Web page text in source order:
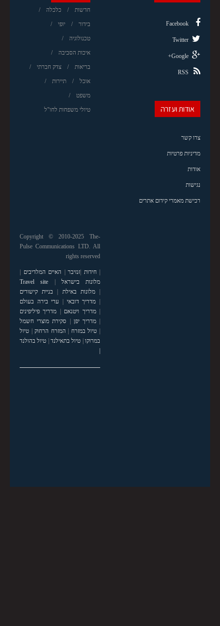
חדשות כלכלה
בידור יופי
טכנולוגיה
איכות הסביבה
בריאות צדק חברתי
אוכל תיירות
משפט
טיולי משפחות לחו"ל
Facebook
Twitter
Google+
RSS
אודות ועזרה
צרו קשר
מדיניות פרטיות
אודות
נגישות
רכישת מאמרי קידום אתרים
Copyright © 2010-2025 The-
Pulse Communications LTD. All
rights reserved
|חידות |זנזיבר | האיים המלדיבים |
מלונות בישראל |
Travel site
|מלונות באילת | בניית קישורים
| מדריך דובאי | ערי בירה בעולם
|מדריך ויטנאם | מדריך פיליפינים
|מדריך יפן | סקירת מוצרי חשמל
| טיול במזרח | המזרח הרחוק| טיול
במרוקו| טיול בתאילנד| טיול בהולנד
|